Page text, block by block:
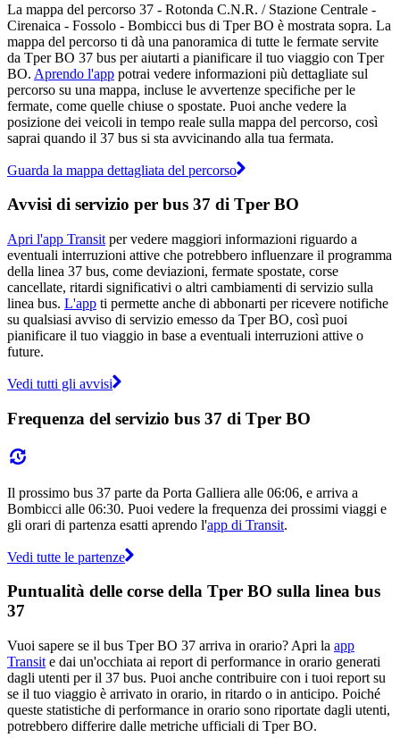
La mappa del percorso 37 - Rotonda C.N.R. / Stazione Centrale -
Cirenaica - Fossolo - Bombicci bus di Tper BO è mostrata sopra. La
mappa del percorso ti dà una panoramica di tutte le fermate servite
da Tper BO 37 bus per aiutarti a pianificare il tuo viaggio con Tper
BO. Aprendo l'app potrai vedere informazioni più dettagliate sul
percorso su una mappa, incluse le avvertenze specifiche per le
fermate, come quelle chiuse o spostate. Puoi anche vedere la
posizione dei veicoli in tempo reale sulla mappa del percorso, così
saprai quando il 37 bus si sta avvicinando alla tua fermata.
Guarda la mappa dettagliata del percorso
Avvisi di servizio per bus 37 di Tper BO
Apri l'app Transit per vedere maggiori informazioni riguardo a
eventuali interruzioni attive che potrebbero influenzare il programma
della linea 37 bus, come deviazioni, fermate spostate, corse
cancellate, ritardi significativi o altri cambiamenti di servizio sulla
linea bus. L'app ti permette anche di abbonarti per ricevere notifiche
su qualsiasi avviso di servizio emesso da Tper BO, così puoi
pianificare il tuo viaggio in base a eventuali interruzioni attive o
future.
Vedi tutti gli avvisi
Frequenza del servizio bus 37 di Tper BO
Il prossimo bus 37 parte da Porta Galliera alle 06:06, e arriva a
Bombicci alle 06:30. Puoi vedere la frequenza dei prossimi viaggi e
gli orari di partenza esatti aprendo l'app di Transit.
Vedi tutte le partenze
Puntualità delle corse della Tper BO sulla linea bus
37
Vuoi sapere se il bus Tper BO 37 arriva in orario? Apri la app
Transit e dai un'occhiata ai report di performance in orario generati
dagli utenti per il 37 bus. Puoi anche contribuire con i tuoi report su
se il tuo viaggio è arrivato in orario, in ritardo o in anticipo. Poiché
queste statistiche di performance in orario sono riportate dagli utenti,
potrebbero differire dalle metriche ufficiali di Tper BO.